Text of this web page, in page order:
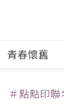
青春懷舊
＃點點印